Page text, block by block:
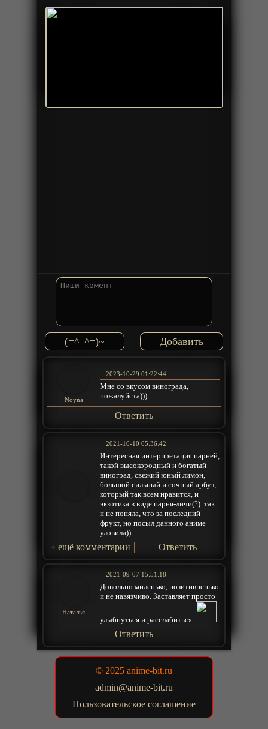
(=^_^=)~
Noyna
2023-10-29 01:22:44
Мне со вкусом винограда,
пожалуйста)))
Ответить
2021-10-10 05:36:42
Интересная интерпретация парней,
такой высокородный и богатый
виноград, свежий юный лимон,
большой сильный и сочный арбуз,
который так всем нравится, и
экзотика в виде парня-личи(?). так
и не поняла, что за последний
фрукт, но посыл данного аниме
уловила))
+ ещё комментарии Ответить
Наталья
2021-09-07 15:51:18
Довольно миленько, позитивненько
и не навязчиво. Заставляет просто
улыбнуться и расслабиться.
Ответить
© 2025 anime-bit.ru
admin@anime-bit.ru
Пользовательское соглашение